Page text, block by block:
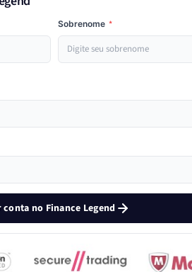
Sobrenome *
conta no Finance Legend